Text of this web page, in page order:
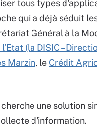
tous types
qui a déjà séduit
Général à la
l’Etat (la DISIC –
Marzin, le Crédit
une solution
d'information.